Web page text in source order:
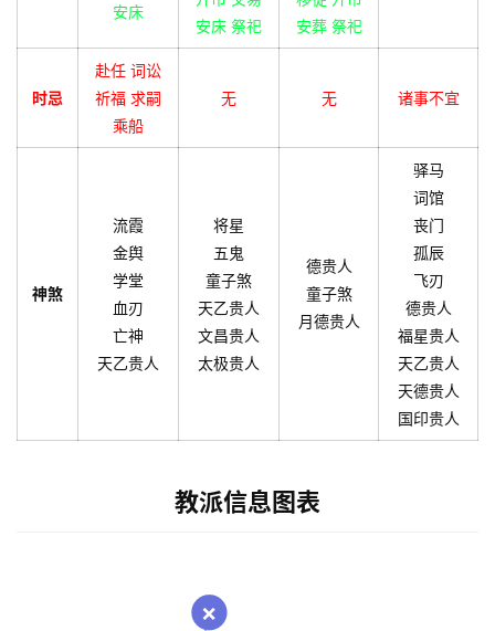
安床
安床 祭祀
安葬 祭祀
时忌
赴任 词讼
祈福 求嗣
乘船
无 无 诸事不宜
神煞
流霞
金舆
学堂
血刃
亡神
天乙贵人
将星
五鬼
童子煞
天乙贵人
文昌贵人
太极贵人
德贵人
童子煞
月德贵人
驿马
词馆
丧门
孤辰
飞刃
德贵人
福星贵人
天乙贵人
天德贵人
国印贵人
教派信息图表